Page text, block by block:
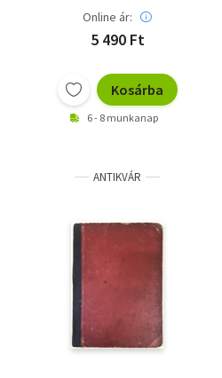
Online ár:
5 490 Ft
Kosárba
6 - 8 munkanap
ANTIKVÁR